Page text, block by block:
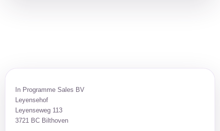
In Programme Sales BV
Leyensehof
Leyenseweg 113
3721 BC Bilthoven